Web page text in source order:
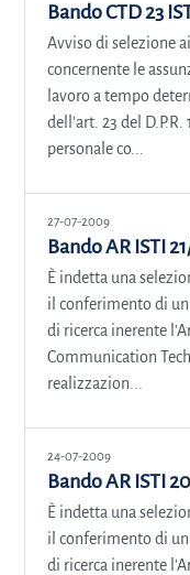
Bando CTD 23
Avviso di selezione
concernente le
lavoro a tempo
dell'art. 23 del D.P.R.
personale co...
27-07-2009
Bando AR ISTI
È indetta una
il conferimento di
di ricerca inerente
Communication
realizzazion...
24-07-2009
Bando AR ISTI
È indetta una
il conferimento di
di ricerca inerente